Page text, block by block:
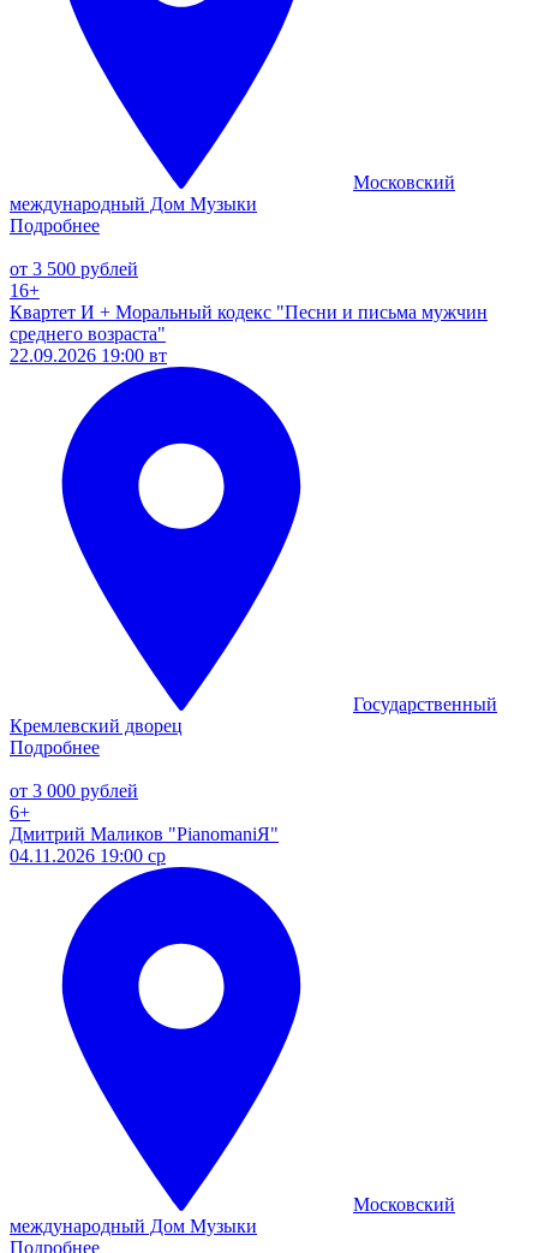
Московский
международный Дом Музыки
Подробнее
от 3 500 рублей
16+
Квартет И + Моральный кодекс "Песни и письма мужчин
среднего возраста"
22.09.2026 19:00 вт
Государственный
Кремлевский дворец
Подробнее
от 3 000 рублей
6+
Дмитрий Маликов "PianomaniЯ"
04.11.2026 19:00 ср
Московский
международный Дом Музыки
Подробнее